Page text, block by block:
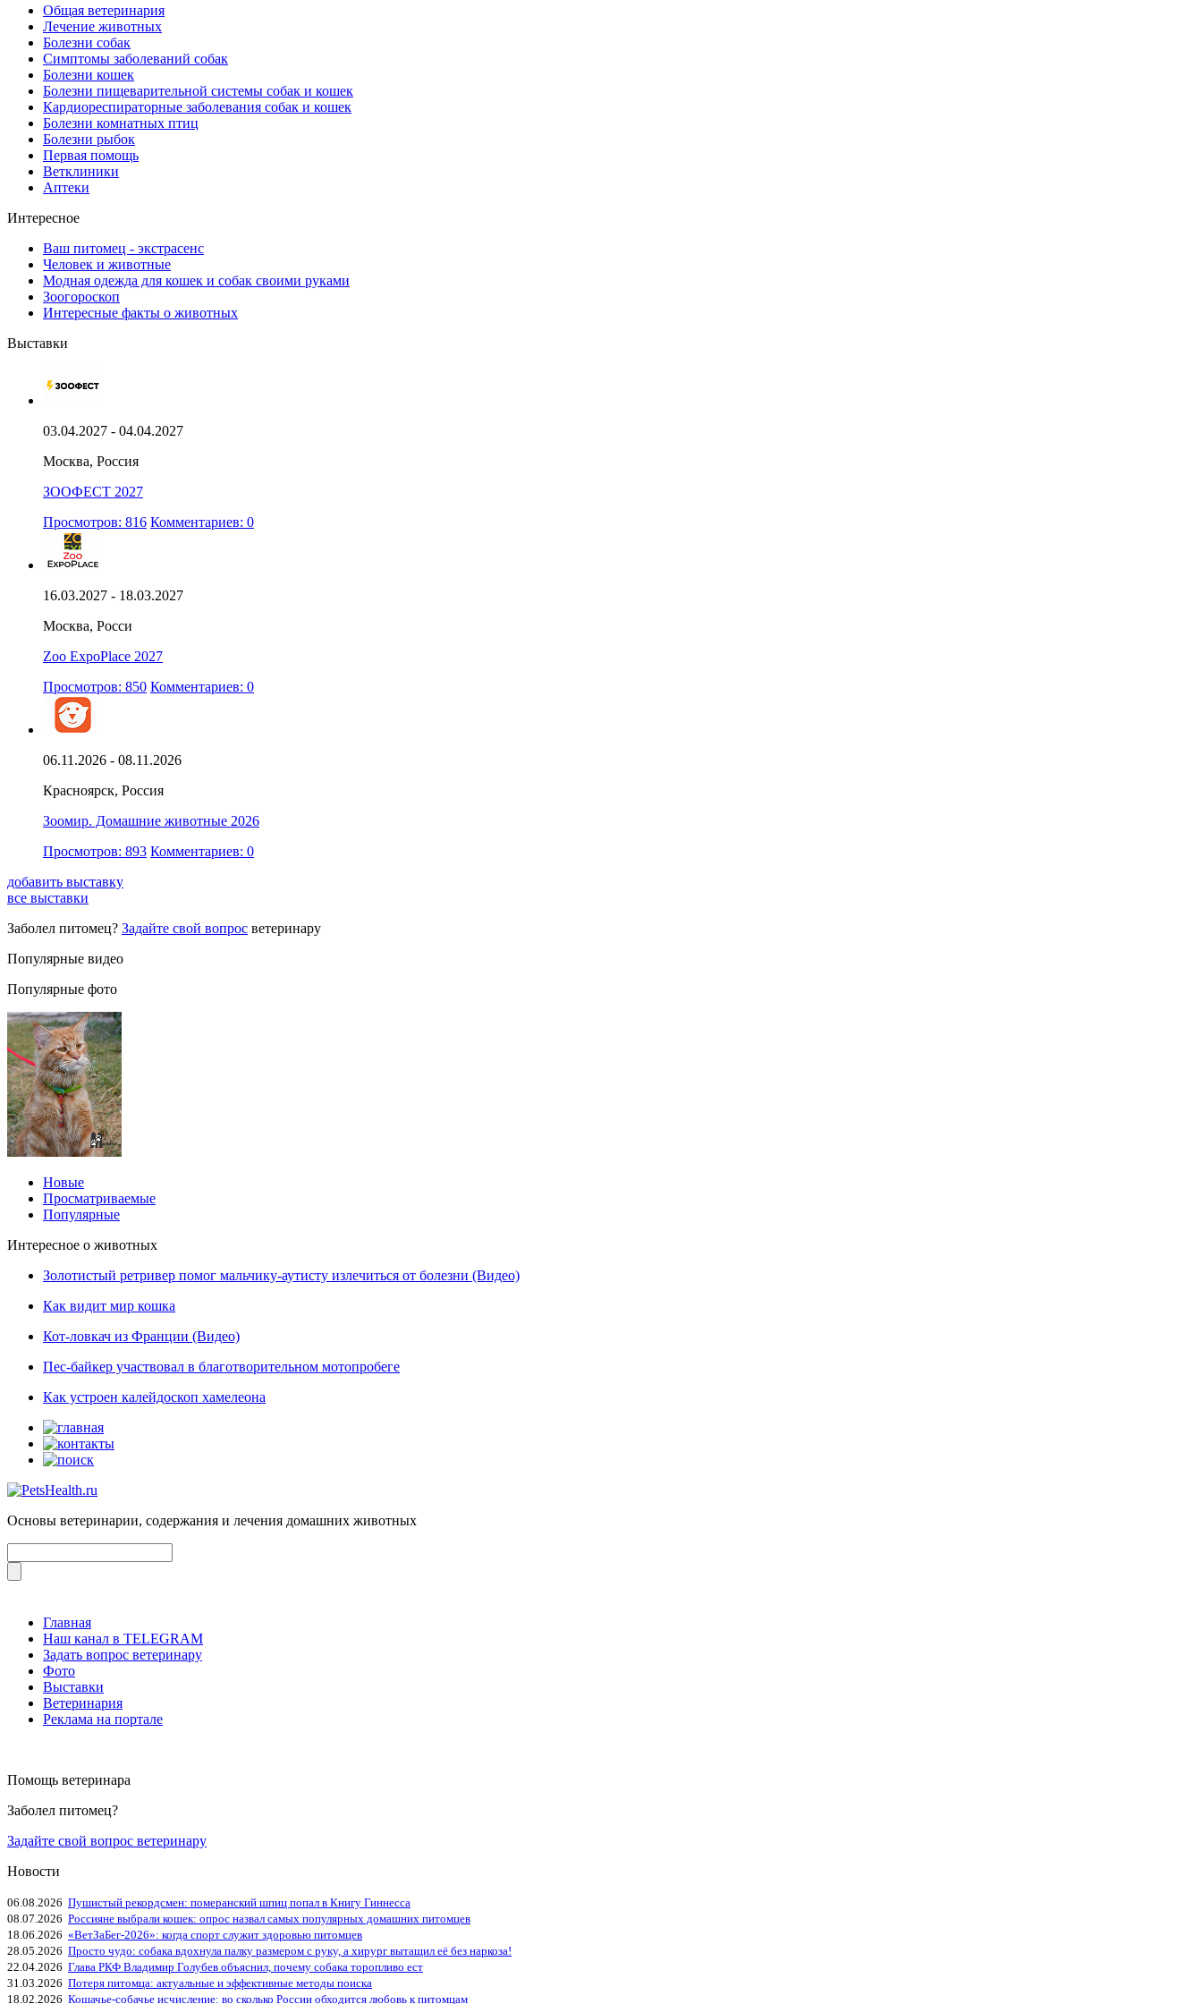
Общая ветеринария
Лечение животных
Болезни собак
Симптомы заболеваний собак
Болезни кошек
Болезни пищеварительной системы собак и кошек
Кардиореспираторные заболевания собак и кошек
Болезни комнатных птиц
Болезни рыбок
Первая помощь
Ветклиники
Аптеки
Интересное
Ваш питомец - экстрасенс
Человек и животные
Модная одежда для кошек и собак своими руками
Зоогороскоп
Интересные факты о животных
Выставки
03.04.2027 - 04.04.2027
Москва, Россия
ЗООФЕСТ 2027
Просмотров: 816 Комментариев: 0
16.03.2027 - 18.03.2027
Москва, Росси
Zoo ExpoPlace 2027
Просмотров: 850 Комментариев: 0
06.11.2026 - 08.11.2026
Красноярск, Россия
Зоомир. Домашние животные 2026
Просмотров: 893 Комментариев: 0
добавить выставку
все выставки
Заболел питомец? Задайте свой вопрос ветеринару
Популярные видео
Популярные фото
Новые
Просматриваемые
Популярные
Интересное о животных
Золотистый ретривер помог мальчику-аутисту излечиться от болезни (Видео)
Как видит мир кошка
Кот-ловкач из Франции (Видео)
Пес-байкер участвовал в благотворительном мотопробеге
Как устроен калейдоскоп хамелеона
Основы ветеринарии, содержания и лечения домашних животных
Главная
Наш канал в TELEGRAM
Задать вопрос ветеринару
Фото
Выставки
Ветеринария
Реклама на портале
Помощь ветеринара
Заболел питомец?
Задайте свой вопрос ветеринару
Новости
06.08.2026 Пушистый рекордсмен: померанский шпиц попал в Книгу Гиннесса
08.07.2026 Россияне выбрали кошек: опрос назвал самых популярных домашних питомцев
18.06.2026 «ВетЗаБег‑2026»: когда спорт служит здоровью питомцев
28.05.2026 Просто чудо: собака вдохнула палку размером с руку, а хирург вытащил её без наркоза!
22.04.2026 Глава РКФ Владимир Голубев объяснил, почему собака торопливо ест
31.03.2026 Потеря питомца: актуальные и эффективные методы поиска
18.02.2026 Кошачье-собачье исчисление: во сколько России обходится любовь к питомцам